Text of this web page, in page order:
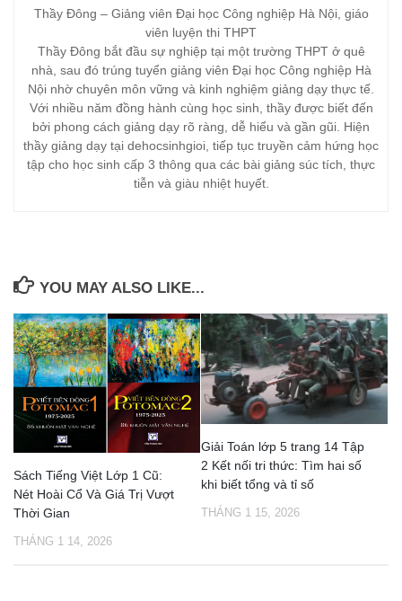
Thầy Đông – Giảng viên Đại học Công nghiệp Hà Nội, giáo
viên luyện thi THPT
Thầy Đông bắt đầu sự nghiệp tại một trường THPT ở quê
nhà, sau đó trúng tuyển giảng viên Đại học Công nghiệp Hà
Nội nhờ chuyên môn vững và kinh nghiệm giảng dạy thực tế.
Với nhiều năm đồng hành cùng học sinh, thầy được biết đến
bởi phong cách giảng dạy rõ ràng, dễ hiểu và gần gũi. Hiện
thầy giảng dạy tại dehocsinhgioi, tiếp tục truyền cảm hứng học
tập cho học sinh cấp 3 thông qua các bài giảng súc tích, thực
tiễn và giàu nhiệt huyết.
YOU MAY ALSO LIKE...
Sách Tiếng Việt Lớp 1 Cũ:
Nét Hoài Cổ Và Giá Trị Vượt
Thời Gian
THÁNG 1 14, 2026
Giải Toán lớp 5 trang 14 Tập
2 Kết nối tri thức: Tìm hai số
khi biết tổng và tỉ số
THÁNG 1 15, 2026